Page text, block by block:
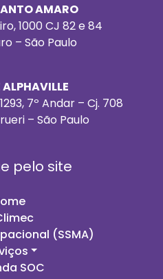
AMARO
1000 CJ 82 e 84
– São Paulo
7º Andar – Cj. 708
– São Paulo
pelo site
(SSMA)
SOC